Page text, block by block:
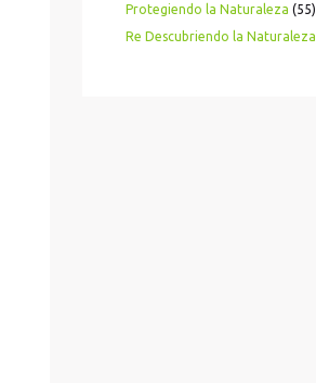
Protegiendo la Naturaleza (55)
Re Descubriendo la Naturaleza